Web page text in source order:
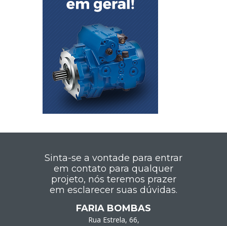
Sinta-se a vontade para entrar
em contato para qualquer
projeto, nós teremos prazer
em esclarecer suas dúvidas.
FARIA BOMBAS
Rua Estrela, 66,